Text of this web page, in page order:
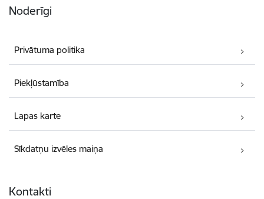
Noderīgi
Privātuma politika
Piekļūstamība
Lapas karte
Sīkdatņu izvēles maiņa
Kontakti